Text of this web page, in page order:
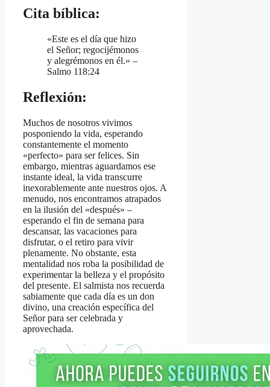
Cita bíblica:
«Este es el día que hizo
el Señor; regocijémonos
y alegrémonos en él.» –
Salmo 118:24
Reflexión:
Muchos de nosotros vivimos
posponiendo la vida, esperando
constantemente el momento
«perfecto» para ser felices. Sin
embargo, mientras aguardamos ese
instante ideal, la vida transcurre
inexorablemente ante nuestros ojos. A
menudo, nos encontramos atrapados
en la ilusión del «después» –
esperando el fin de semana para
descansar, las vacaciones para
disfrutar, o el retiro para vivir
plenamente. No obstante, esta
mentalidad nos roba la posibilidad de
experimentar la belleza y el propósito
del presente. El salmista nos recuerda
sabiamente que cada día es un don
divino, una creación específica del
Señor para ser celebrada y
aprovechada.